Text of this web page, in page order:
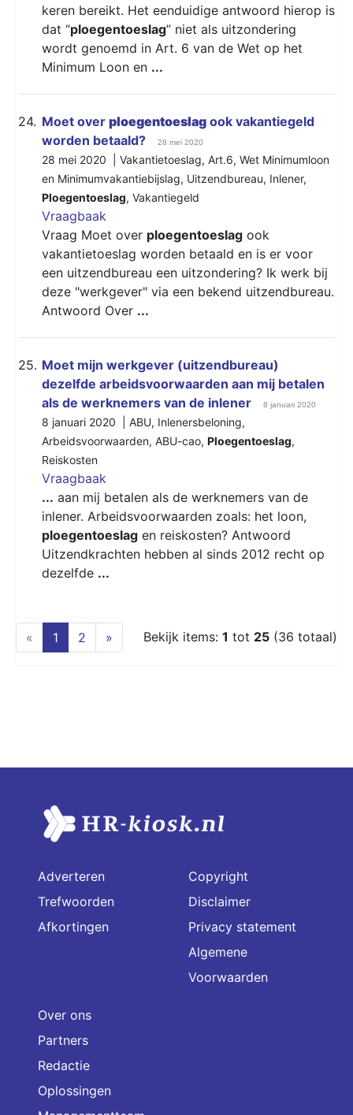
keren bereikt. Het eenduidige antwoord hierop is
dat “ploegentoeslag” niet als uitzondering
wordt genoemd in Art. 6 van de Wet op het
Minimum Loon en ...
24. Moet over ploegentoeslag ook vakantiegeld
worden betaald?
28 mei 2020
28 mei 2020 | Vakantietoeslag, Art.6, Wet Minimumloon
en Minimumvakantiebijslag, Uitzendbureau, Inlener,
Ploegentoeslag, Vakantiegeld
Vraagbaak
Vraag Moet over ploegentoeslag ook
vakantietoeslag worden betaald en is er voor
een uitzendbureau een uitzondering? Ik werk bij
deze "werkgever" via een bekend uitzendbureau.
Antwoord Over ...
25. Moet mijn werkgever (uitzendbureau)
dezelfde arbeidsvoorwaarden aan mij betalen
als de werknemers van de inlener
8 januari 2020
8 januari 2020 | ABU, Inlenersbeloning,
Arbeidsvoorwaarden, ABU-cao, Ploegentoeslag,
Reiskosten
Vraagbaak
... aan mij betalen als de werknemers van de
inlener. Arbeidsvoorwaarden zoals: het loon,
ploegentoeslag en reiskosten? Antwoord
Uitzendkrachten hebben al sinds 2012 recht op
dezelfde ...
« 1 (current)
2 » Bekijk items: 1 tot 25 (36 totaal)
Adverteren
Trefwoorden
Afkortingen
Copyright
Disclaimer
Privacy statement
Algemene
Voorwaarden
Over ons
Partners
Redactie
Oplossingen